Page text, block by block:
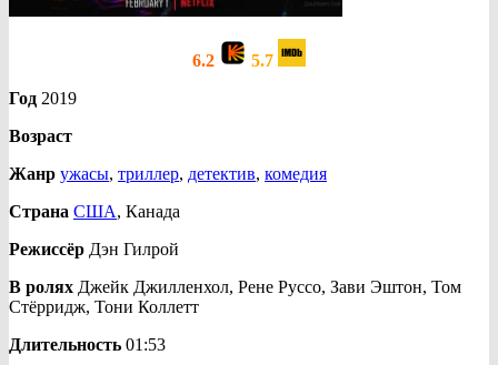
6.2
5.7
Год 2019
Возраст
Жанр ужасы, триллер, детектив, комедия
Страна США, Канада
Режиссёр Дэн Гилрой
В ролях Джейк Джилленхол, Рене Руссо, Зави Эштон, Том
Стёрридж, Тони Коллетт
Длительность 01:53